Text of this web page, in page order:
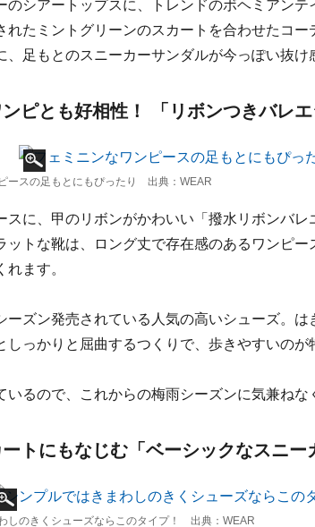
のシアートップスに、トレンドのボヘミアン
れたミントグリーンのスカートを合わせたコ
、足もとのスニーカーサンダルが今っぽい抜け
ピとも好相性！ 「リボンつきバレエ
ースの足もとにもぴったり 出典：WEAR
スに、甲のリボンがかわいい「撥水リボンバ
ットな靴は、ロング丈で存在感のあるワンピ
ます。
ーズン発売されている人気の高いシューズ。
しっかりと屈曲するつくりで、歩きやすいのが
いるので、これからの梅雨シーズンに気兼ねな
トにもなじむ「ベーシックなスニー
しのきくシューズならこのタイプ！ 出典：WEAR